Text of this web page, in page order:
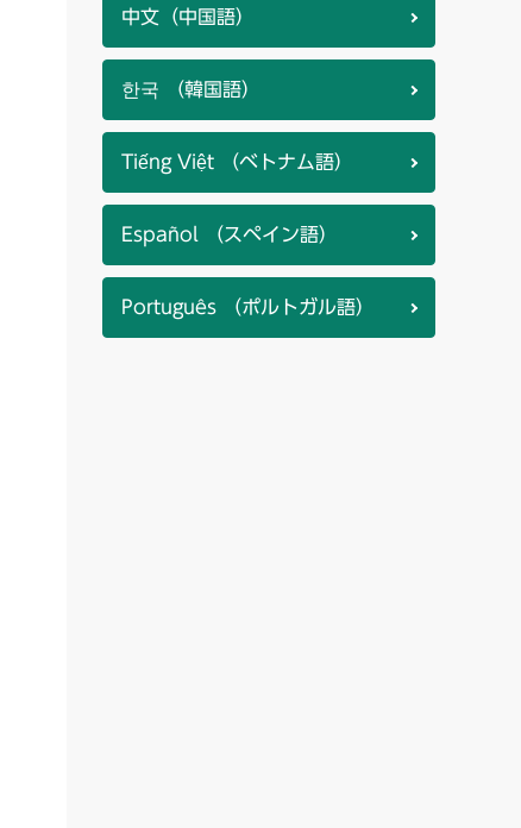
中文（中国語）
한국 （韓国語）
Tiếng Việt （ベトナム語）
Español （スペイン語）
Português （ポルトガル語）